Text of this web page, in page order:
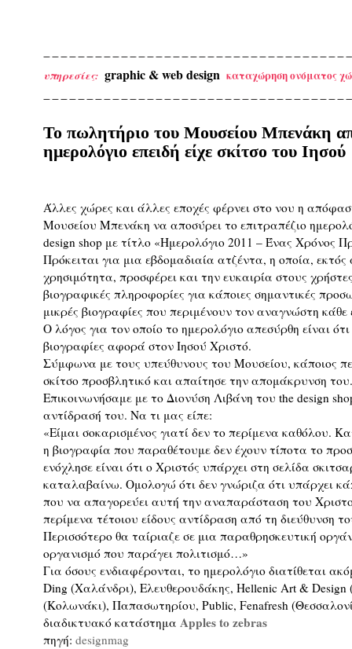
υπηρεσίες: graphic & web design καταχώρηση ονόματος
Το πωλητήριο του Μουσείου Μπενάκη
ημερολόγιο επειδή είχε σκίτσο του Ιησού
Άλλες χώρες και άλλες εποχές φέρνει στο νου η
Μουσείου Μπενάκη να αποσύρει το επιτραπέζιο
design shop με τίτλο «Hμερολόγιο 2011 – Ένας Χρόνος
Πρόκειται για μια εβδομαδιαία ατζέντα, η οποία,
χρησιμότητα, προσφέρει και την ευκαιρία στους
βιογραφικές πληροφορίες για κάποιες σημαντικές
μικρές βιογραφίες που περιμένουν τον αναγνώστη
Ο λόγος για τον οποίο το ημερολόγιο απεσύρθη είναι
βιογραφίες αφορά στον Ιησού Χριστό.
Σύμφωνα με τους υπεύθυνους του Μουσείου, κάποιος
σκίτσο προσβλητικό και απαίτησε την απομάκρυνση
Επικοινωνήσαμε με το Διονύση Λιβάνη του the design
αντίδρασή του. Να τι μας είπε:
«Είμαι σοκαρισμένος γιατί δεν το περίμενα καθόλου.
η βιογραφία που παραθέτουμε δεν έχουν τίποτα το
ενόχλησε είναι ότι ο Χριστός υπάρχει στη σελίδα
καταλαβαίνω. Ομολογώ ότι δεν γνώριζα ότι υπάρχει
που να απαγορεύει αυτή την αναπαράσταση του
περίμενα τέτοιου είδους αντίδραση από τη διεύθυνση
Περισσότερο θα ταίριαζε σε μια παραθρησκευτική
οργανισμό που παράγει πολιτισμό…»
Για όσους ενδιαφέρονται, το ημερολόγιο διατίθεται
Ding (Χαλάνδρι), Ελευθερουδάκης, Hellenic Art &
(Κολωνάκι), Παπασωτηρίου, Public, Fenafresh
διαδικτυακό κατάστημα Apples to zebras
πηγή: designmag